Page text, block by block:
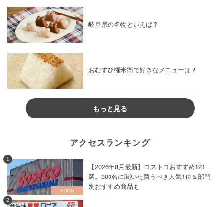
岐阜県の名物といえば？
おむすび権米衛で好きなメニューは？
もっと見る
アクセスランキング
1
【2026年8月最新】コストコおすすめ121
選。300名に聞いた買うべき人気1位＆部門
別おすすめ商品も
2